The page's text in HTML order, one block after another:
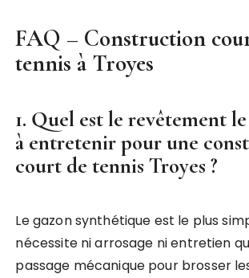
FAQ – Construction
tennis à Troyes
1. Quel est le revêtement
à entretenir pour une
court de tennis Troyes ?
Le gazon synthétique est le plus
nécessite ni arrosage ni entretien
passage mécanique pour brosser